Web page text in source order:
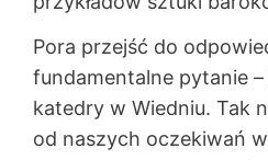
Pora przejść do
fundamentalne pytanie
katedry w Wiedniu. Tak
od naszych oczekiwań